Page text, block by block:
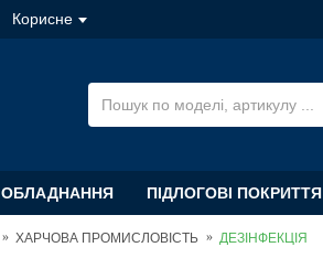
Корисне
ОБЛАДНАННЯ ПІДЛОГОВІ ПОКРИТТЯ
ХАРЧОВА ПРОМИСЛОВІСТЬ ДЕЗІНФЕКЦІЯ